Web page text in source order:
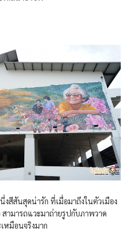
งสีสันสุดน่ารัก ที่เมื่อมาถึงในตัวเมือง
ามารถแวะมาถ่ายรูปกับภาพวาด
หมือนจริงมาก